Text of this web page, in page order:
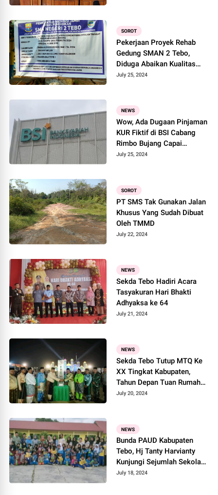
SOROT
Pekerjaan Proyek Rehab
Gedung SMAN 2 Tebo,
Diduga Abaikan Kualitas
Kontruksi
July 25, 2024
NEWS
Wow, Ada Dugaan Pinjaman
KUR Fiktif di BSI Cabang
Rimbo Bujang Capai
Miliaran
July 25, 2024
SOROT
PT SMS Tak Gunakan Jalan
Khusus Yang Sudah Dibuat
Oleh TMMD
July 22, 2024
NEWS
Sekda Tebo Hadiri Acara
Tasyakuran Hari Bhakti
Adhyaksa ke 64
July 21, 2024
NEWS
Sekda Tebo Tutup MTQ Ke
XX Tingkat Kabupaten,
Tahun Depan Tuan Rumah
Rimbo Ilir
July 20, 2024
NEWS
Bunda PAUD Kabupaten
Tebo, Hj Tanty Harvianty
Kunjungi Sejumlah Sekolah
di Rimbo Ilir
July 18, 2024